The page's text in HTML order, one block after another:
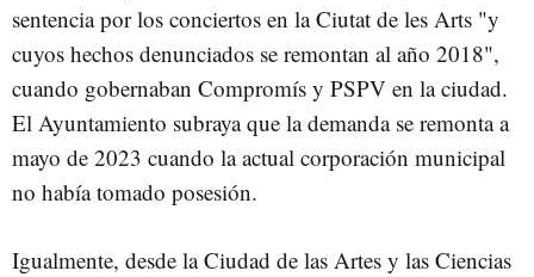
sentencia por los conciertos en la Ciutat de les Arts "y
cuyos hechos denunciados se remontan al año 2018",
cuando gobernaban Compromís y PSPV en la ciudad.
El Ayuntamiento subraya que la demanda se remonta a
mayo de 2023 cuando la actual corporación municipal
no había tomado posesión.
Igualmente, desde la Ciudad de las Artes y las Ciencias